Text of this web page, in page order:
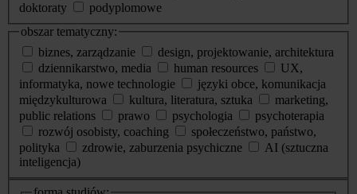
doktoraty
podyplomowe
obszar tematyczny:
biznes, zarządzanie
design, projektowanie, architektura
dziennikarstwo, media
human resources
UX,
informatyka, nowe technologie
języki obce, komunikacja
międzykulturowa
kultura, literatura, sztuka
marketing,
public relations
prawo psychologia
psychoterapia
rozwój osobisty, coaching
społeczeństwo, państwo,
polityka
zdrowie, zaburzenia psychiczne
AI (sztuczna
inteligencja)
dodatkowe